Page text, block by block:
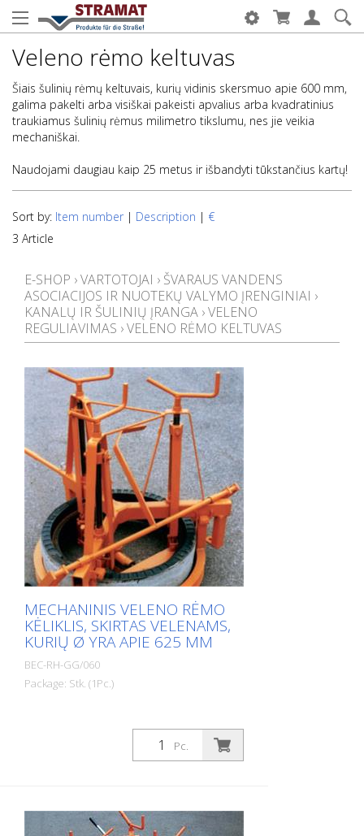
Veleno rėmo keltuvas
Šiais šulinių rėmų keltuvais, kurių vidinis skersmuo apie 600 mm,
galima pakelti arba visiškai pakeisti apvalius arba kvadratinius
traukiamus šulinių rėmus milimetro tikslumu, nes jie veikia
mechaniškai.
Naudojami daugiau kaip 25 metus ir išbandyti tūkstančius kartų!
Sort by: Item number | Description | €
3 Article
E-SHOP ›VARTOTOJAI › ŠVARAUS VANDENS
ASOCIACIJOS IR NUOTEKŲ VALYMO ĮRENGINIAI ›
KANALŲ IR ŠULINIŲ ĮRANGA ›VELENO
REGULIAVIMAS ›VELENO RĖMO KELTUVAS
MECHANINIS VELENO RĖMO
KĖLIKLIS, SKIRTAS VELENAMS,
KURIŲ Ø YRA APIE 625 MM
BEC-RH-GG/060
Package: Stk. (1Pc.)
Pc.